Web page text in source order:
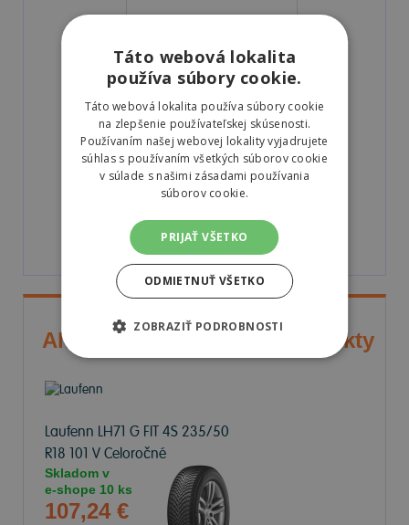
C
B
B
72
Alternatívne dostupné produkty
Laufenn LH71 G FIT 4S 235/50
R18 101 V Celoročné
Skladom v
e-shope 10 ks
107,24 €
Táto webová lokalita
používa súbory cookie.
Táto webová lokalita používa súbory cookie
na zlepšenie používateľskej skúsenosti.
Používaním našej webovej lokality vyjadrujete
súhlas s používaním všetkých súborov cookie
v súlade s našimi zásadami používania
súborov cookie.
PRIJAŤ VŠETKO
ODMIETNUŤ VŠETKO
ZOBRAZIŤ PODROBNOSTI